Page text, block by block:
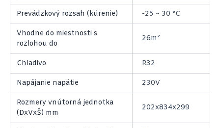
Prevádzkový rozsah (kúrenie) -25 ~ 30 °C
Vhodne do miestnosti s
rozlohou do
26m²
Chladivo R32
Napájanie napätie 230V
Rozmery vnútorná jednotka
(DxVxŠ) mm
202x834x299